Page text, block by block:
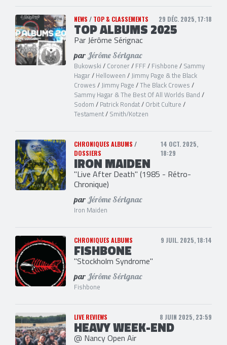
NEWS / TOP & CLASSEMENTS 29 DÉC. 2025, 17:18
TOP ALBUMS 2025
Par Jérôme Sérignac
par Jérôme Sérignac
Bukowski / Coroner/ FFF/ Fishbone / Sammy
Hagar/ Helloween /Jimmy Page & the Black
Crowes /Jimmy Page /The Black Crowes /
Sammy Hagar & The Best Of All Worlds Band /
Sodom / Patrick Rondat/ Orbit Culture /
Testament/ Smith/Kotzen
CHRONIQUES ALBUMS /
DOSSIERS
14 OCT. 2025,
18:29
IRON MAIDEN
"Live After Death" (1985 - Rétro-
Chronique)
par Jérôme Sérignac
Iron Maiden
CHRONIQUES ALBUMS 9 JUIL. 2025, 18:14
FISHBONE
"Stockholm Syndrome"
par Jérôme Sérignac
Fishbone
LIVE REVIEWS 8 JUIN 2025, 23:59
HEAVY WEEK-END
@ Nancy Open Air